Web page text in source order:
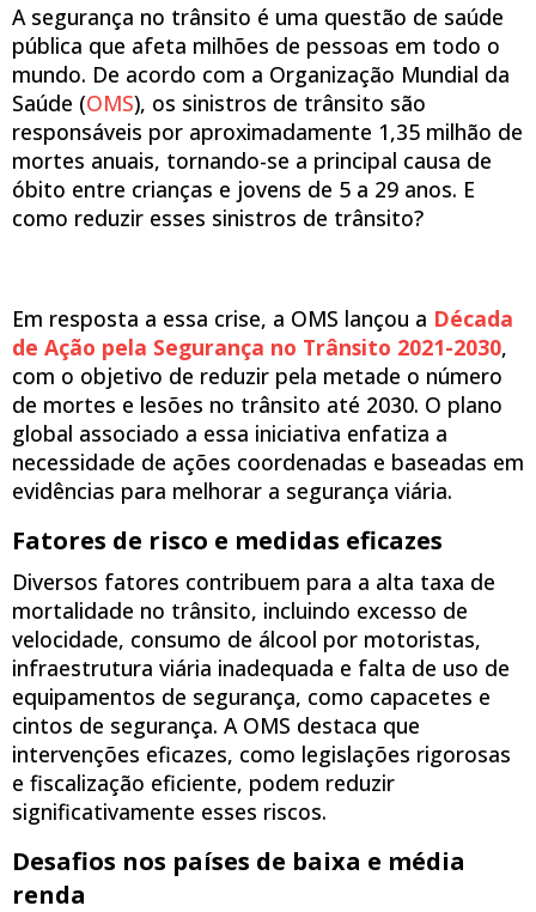
A segurança no trânsito é uma questão de saúde
pública que afeta milhões de pessoas em todo o
mundo. De acordo com a Organização Mundial da
Saúde (OMS), os sinistros de trânsito são
responsáveis por aproximadamente 1,35 milhão de
mortes anuais, tornando-se a principal causa de
óbito entre crianças e jovens de 5 a 29 anos. E
como reduzir esses sinistros de trânsito?
Em resposta a essa crise, a OMS lançou a Década
de Ação pela Segurança no Trânsito 2021-2030,
com o objetivo de reduzir pela metade o número
de mortes e lesões no trânsito até 2030. O plano
global associado a essa iniciativa enfatiza a
necessidade de ações coordenadas e baseadas em
evidências para melhorar a segurança viária.
Fatores de risco e medidas eficazes
Diversos fatores contribuem para a alta taxa de
mortalidade no trânsito, incluindo excesso de
velocidade, consumo de álcool por motoristas,
infraestrutura viária inadequada e falta de uso de
equipamentos de segurança, como capacetes e
cintos de segurança. A OMS destaca que
intervenções eficazes, como legislações rigorosas
e fiscalização eficiente, podem reduzir
significativamente esses riscos.
Desafios nos países de baixa e média
renda